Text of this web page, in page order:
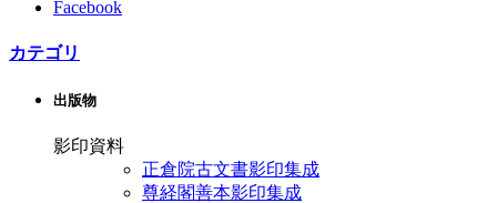
Facebook
カテゴリ
出版物
影印資料
正倉院古文書影印集成
尊経閣善本影印集成